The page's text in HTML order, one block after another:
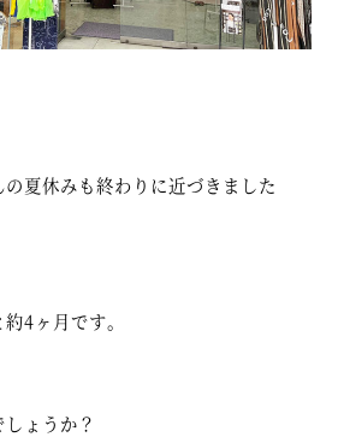
夏休みも終わりに近づきました
4ヶ月です。
ょうか？